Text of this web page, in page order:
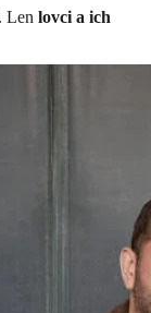
Len lovci a ich